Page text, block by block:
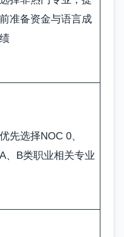
前准备资金与语言成
绩
优先选择NOC 0、
A、B类职业相关专业